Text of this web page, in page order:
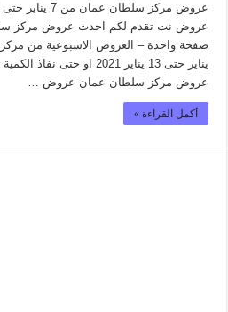
عروض نت تقدم لكم احدث عروض مركز
يناير حتى 13 يناير 2021
عروض مركز سلطان عمان عروض …
أكمل القراءة »